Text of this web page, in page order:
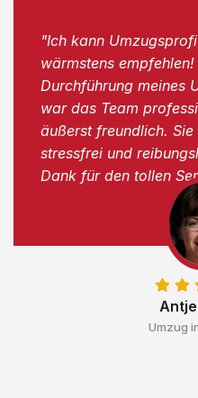
Umzug
"Ich kann
wärmstens
Durchführung meines
war das Team
äußerst freundlich.
stressfrei und
Dank für den tollen